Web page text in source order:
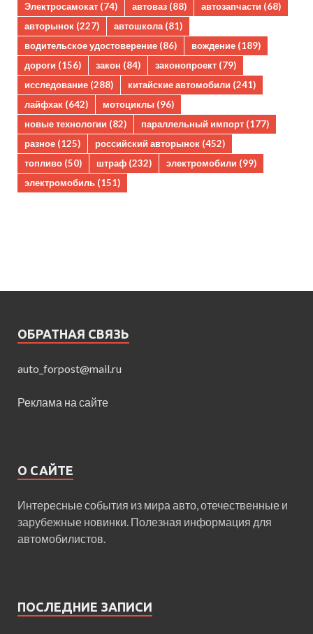
Электросамокат (74) автоваз (88) автозапчасти (68)
авторынок (227) автошкола(81)
водительское удостоверение (86) вождение (189)
дороги (156) закон (84) законопроект (79)
исследование (288) китайские автомобили (241)
лайфхак (642) мотоциклы (96)
новые технологии (82) параллельный импорт (177)
разное (125) российский авторынок (452)
топливо (50) штраф (232) электромобили (99)
электромобиль (151)
ОБРАТНАЯ СВЯЗЬ
auto_forpost@mail.ru
Реклама на сайте
О САЙТЕ
Интересные события из мира авто, отечественные и
зарубежные новинки. Полезная информация для
автомобилистов.
ПОСЛЕДНИЕ ЗАПИСИ